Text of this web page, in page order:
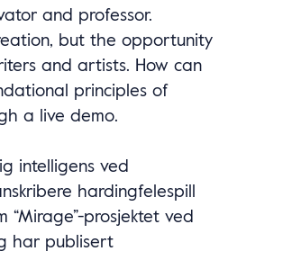
and professor.
but the opportunity
and artists. How can
principles of
a live demo.
intelligens ved
hardingfelespill
prosjektet ved
har publisert